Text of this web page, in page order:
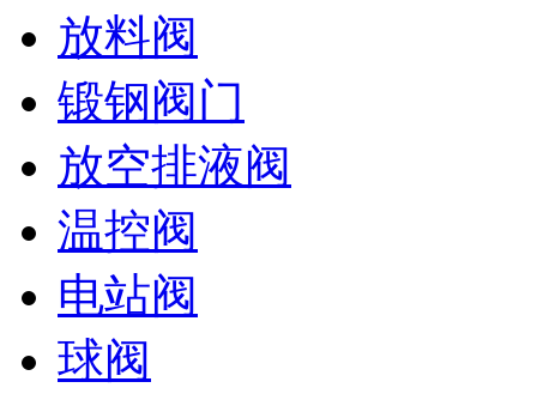
放料阀
锻钢阀门
放空排液阀
温控阀
电站阀
球阀